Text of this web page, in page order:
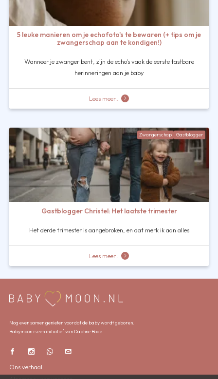
5 leuke manieren om je echofoto's te bewaren (+ tips om je
zwangerschap aan te kondigen!)
Wanneer je zwanger bent, zijn de echo's vaak de eerste tastbare
herinneringen aan je baby
Lees meer...
Zwangerschap Gastblogger
Gastblogger Christel: Het laatste trimester
Het derde trimester is aangebroken, en dat merk ik aan alles
Lees meer...
Nog even samen genieten voordat de baby wordt geboren.
Babymoon is een initiatief van Daphne Bode.
Ons verhaal